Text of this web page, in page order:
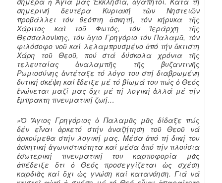
σημερινή δευτέρα Κυριακή τῶν Νηστειῶν
προβάλλει τόν θεόπτη ἀσκητή, τόν κήρυκα τῆς
Χάριτος καί τοῦ Φωτός, τόν Ἱεράρχη τῆς
Θεσσαλονίκης, τόν ἅγιο Γρηγόριο τόν Παλαμᾶ, τόν
φιλόσοφο νοῦ καί λελαμπρυσμένο ἀπό τήν ἄκτιστη
Χάρη τοῦ Θεοῦ, πού στά δύσκολα χρόνια τῆς
τελευταίας ἀναλαμπῆς τῆς βυζαντινῆς
Ρωμιοσύνης ἀντέταξε τό λόγο του στή διαβρωμένη
δυτική σκέψη καί ἔδειξε μέ τό βίωμά του πώς ὁ Θεός
ἑνώνεται μαζί μας ὄχι μέ τή λογική ἀλλά μέ τήν
ἔμπρακτη πνευματική ζωή…
»Ὁ Ἅγιος Γρηγόριος ὁ Παλαμᾶς μᾶς δίδαξε πώς
δέν εἶναι ἀρκετό στήν ἀναζήτηση τοῦ Θεοῦ νά
ἀρκούμεθα στήν λογική μας. Μέσα ἀπό τή δική του
ἀσκητική ἀγωνιστικότητα καί μέσα ἀπό τήν πλούσια
ἐσωτερική πνευματική του καρποφορία μᾶς
ἀπέδειξε ὅτι ὁ Θεός προσεγγίζεται ὡς σχέση
καρδιᾶς καί ὄχι ὡς γνώση καί κατανόηση. Γιά νά